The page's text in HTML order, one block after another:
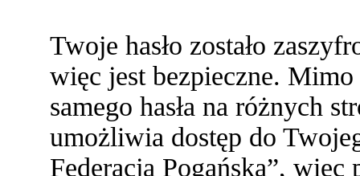
Twoje hasło zostało
więc jest bezpieczne.
samego hasła na różnych
umożliwia dostęp do
Federacja Pogańska”,